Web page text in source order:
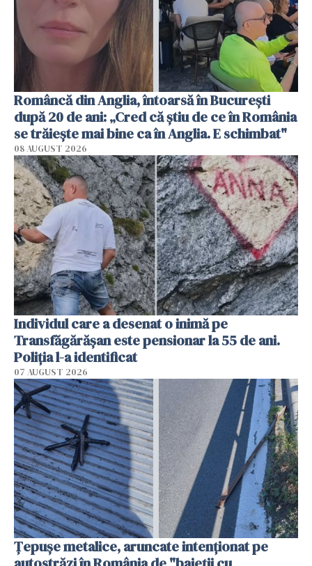
Româncă din Anglia, întoarsă în București
după 20 de ani: „Cred că știu de ce în România
se trăiește mai bine ca în Anglia. E schimbat"
08 AUGUST 2026
Individul care a desenat o inimă pe
Transfăgărășan este pensionar la 55 de ani.
Poliția l-a identificat
07 AUGUST 2026
Țepușe metalice, aruncate intenționat pe